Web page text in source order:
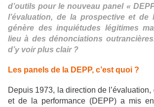
d’outils pour le nouveau panel «
l’évaluation, de la prospective et de
génère des inquiétudes légitimes
lieu à des dénonciations
d’y voir plus clair ?
Les panels de la DEPP, c’est quoi ?
Depuis 1973, la direction de
et de la performance (DEPP) a mis